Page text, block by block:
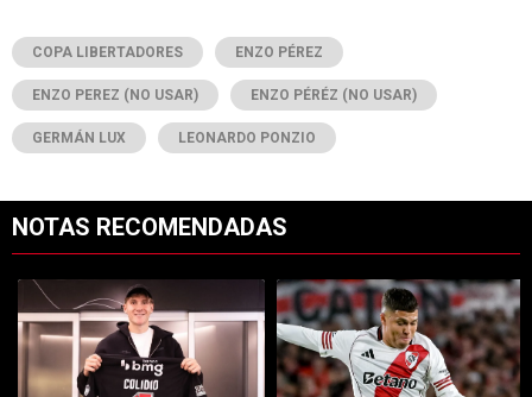
COPA LIBERTADORES ENZO PÉREZ
ENZO PEREZ (NO USAR) ENZO PÉRÉZ (NO USAR)
GERMÁN LUX LEONARDO PONZIO
NOTAS RECOMENDADAS
Un artículo de tendencia con el título "Increíble: por qué Facundo
Un artículo de tendencia con el